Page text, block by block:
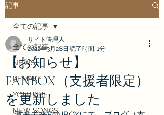
記事
全ての記事
NEWS
REMAKE
YOUTUBE
NEW SONGS
全ての記事
【お知らせ】
FANBOX（支援者限定）
を更新しました
サイト管理人
2022年3月28日 読了時間: 1分